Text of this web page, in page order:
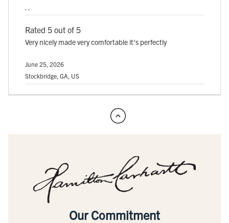
, ,
Rated 5 out of 5
Very nicely made very comfortable it's perfectly
June 25, 2026
Stockbridge, GA, US
Our Commitment